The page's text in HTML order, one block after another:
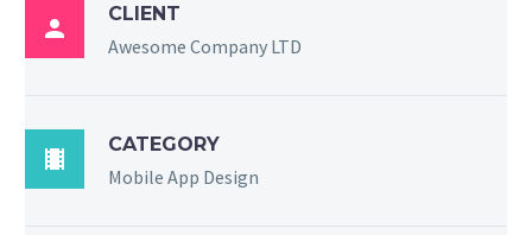

CLIENT
Awesome Company LTD

CATEGORY
Mobile App Design